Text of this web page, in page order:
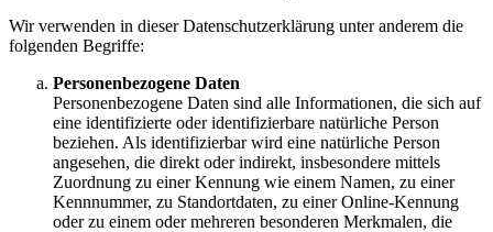
Wir verwenden in dieser Datenschutzerklärung unter anderem die
folgenden Begriffe:
Personenbezogene Daten
Personenbezogene Daten sind alle Informationen, die sich auf
eine identifizierte oder identifizierbare natürliche Person
beziehen. Als identifizierbar wird eine natürliche Person
angesehen, die direkt oder indirekt, insbesondere mittels
Zuordnung zu einer Kennung wie einem Namen, zu einer
Kennnummer, zu Standortdaten, zu einer Online-Kennung
oder zu einem oder mehreren besonderen Merkmalen, die